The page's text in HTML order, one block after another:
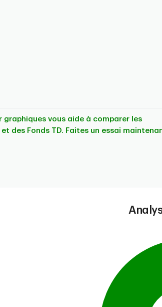
graphiques vous aide à comparer les
des Fonds TD. Faites un essai